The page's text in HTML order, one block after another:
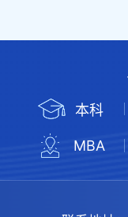
本科
MBA